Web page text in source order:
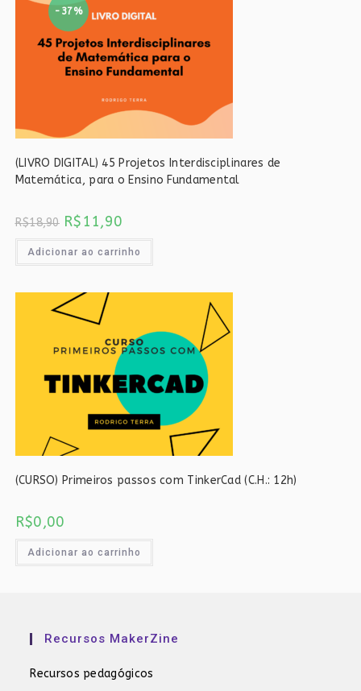
-37%
(LIVRO DIGITAL) 45 Projetos Interdisciplinares de
Matemática, para o Ensino Fundamental
R$18,90 O
preço
era:
R$11,90
é:
Adicionar ao carrinho
(CURSO) Primeiros passos com TinkerCad (C.H.: 12h)
R$0,00
Adicionar ao carrinho
Recursos MakerZine
Recursos pedagógicos